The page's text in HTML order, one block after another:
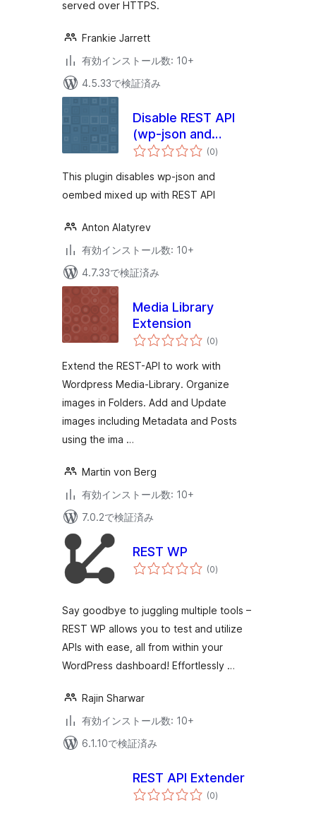
served over HTTPS.
Frankie Jarrett
有効インストール数: 10+
4.5.33で検証済み
Disable REST API
(wp-json and
oembed)
(0個
の)
This plugin disables wp-json and
oembed mixed up with REST API
Anton Alatyrev
有効インストール数: 10+
4.7.33で検証済み
Media Library
Extension
(0個
の
価
)
Extend the REST-API to work with
Wordpress Media-Library. Organize
images in Folders. Add and Update
images including Metadata and Posts
using the ima …
Martin von Berg
有効インストール数: 10+
7.0.2で検証済み
REST WP
(0個
の)
Say goodbye to juggling multiple tools –
REST WP allows you to test and utilize
APIs with ease, all from within your
WordPress dashboard! Effortlessly …
Rajin Sharwar
有効インストール数: 10+
6.1.10で検証済み
REST API Extender
(0個
の)